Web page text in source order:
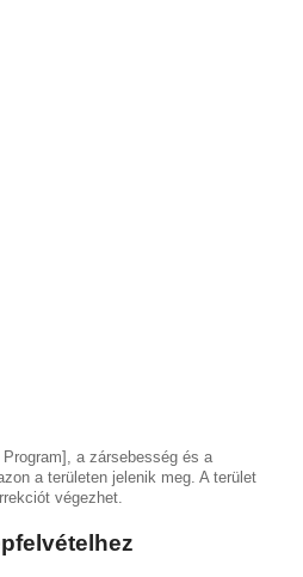
, a zársebesség és a
a területen jelenik meg. A terület
végezhet.